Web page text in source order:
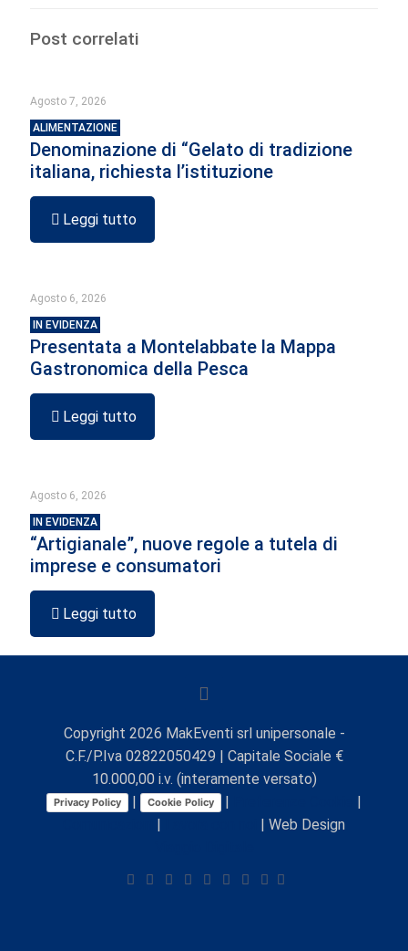
Post correlati
Agosto 7, 2026
ALIMENTAZIONE
Denominazione di “Gelato di tradizione
italiana, richiesta l’istituzione
Leggi tutto
Agosto 6, 2026
IN EVIDENZA
Presentata a Montelabbate la Mappa
Gastronomica della Pesca
Leggi tutto
Agosto 6, 2026
IN EVIDENZA
“Artigianale”, nuove regole a tutela di
imprese e consumatori
Leggi tutto
Copyright 2026 MakEventi srl unipersonale -
C.F./P.Iva 02822050429 | Capitale Sociale €
10.000,00 i.v. (interamente versato)
Privacy Policy | Cookie Policy |
|
|
| Web Design